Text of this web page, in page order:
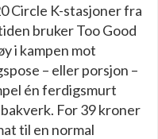
Circle K-stasjoner fra
bruker Too Good
i kampen mot
– eller porsjon –
én ferdigsmurt
For 39 kroner
til en normal